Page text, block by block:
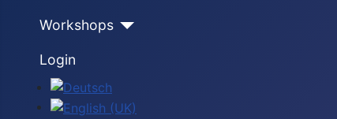
Workshops
Login
Select your language